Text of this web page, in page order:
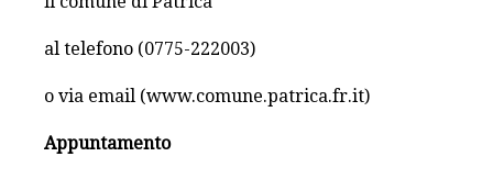
al telefono (0775-222003)
o via email (www.comune.patrica.fr.it)
Appuntamento